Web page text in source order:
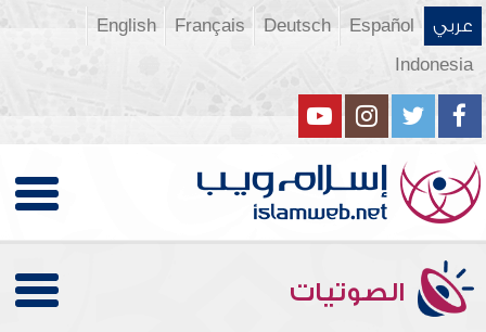
عربي Español
Deutsch
Français
English
Indonesia
الصوتيات